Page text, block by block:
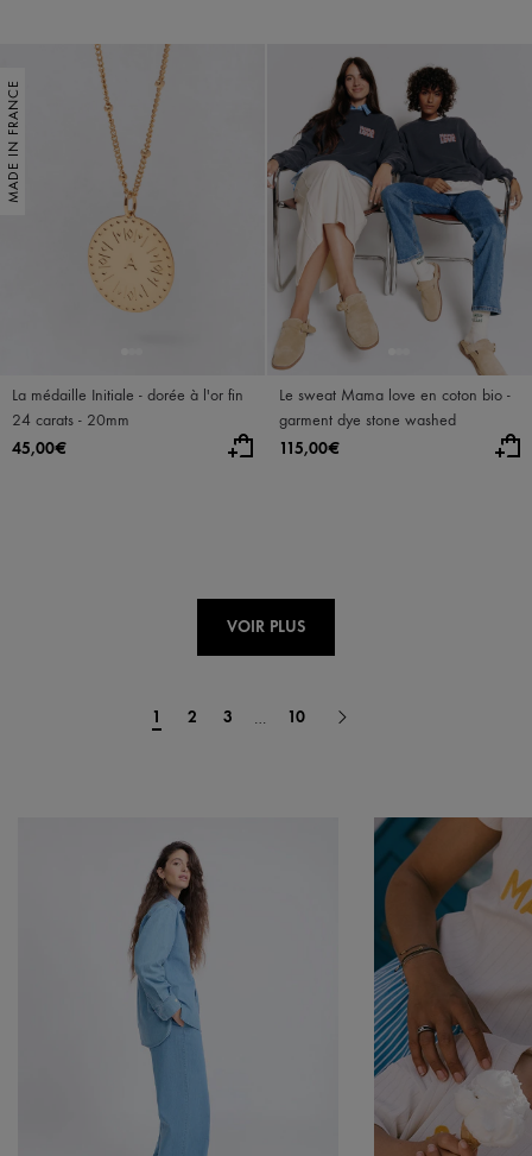
La médaille Initiale - dorée à l'or fin
24 carats - 20mm
45,00€
MADE IN FRANCE
Le sweat Mama love en coton bio -
garment dye stone washed
115,00€
VOIR PLUS
1 2 3 … 10